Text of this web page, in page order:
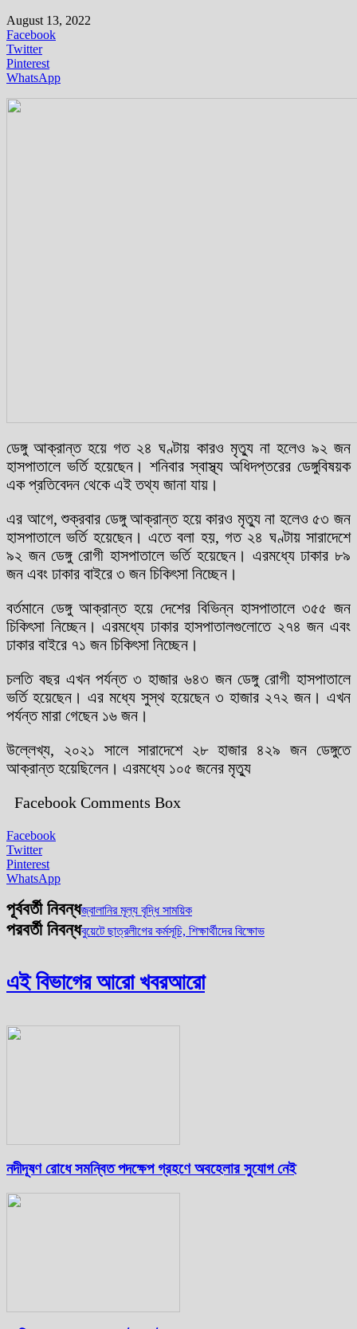
August 13, 2022
Facebook
Twitter
Pinterest
WhatsApp
ডেঙ্গু আক্রান্ত হয়ে গত ২৪ ঘণ্টায় কারও মৃত্যু না হলেও ৯২ জন
হাসপাতালে ভর্তি হয়েছেন। শনিবার স্বাস্থ্য অধিদপ্তরের ডেঙ্গুবিষয়ক
এক প্রতিবেদন থেকে এই তথ্য জানা যায়।
এর আগে, শুক্রবার ডেঙ্গু আক্রান্ত হয়ে কারও মৃত্যু না হলেও ৫৩ জন
হাসপাতালে ভর্তি হয়েছেন। এতে বলা হয়, গত ২৪ ঘণ্টায় সারাদেশে
৯২ জন ডেঙ্গু রোগী হাসপাতালে ভর্তি হয়েছেন। এরমধ্যে ঢাকার ৮৯
জন এবং ঢাকার বাইরে ৩ জন চিকিৎসা নিচ্ছেন।
বর্তমানে ডেঙ্গু আক্রান্ত হয়ে দেশের বিভিন্ন হাসপাতালে ৩৫৫ জন
চিকিৎসা নিচ্ছেন। এরমধ্যে ঢাকার হাসপাতালগুলোতে ২৭৪ জন এবং
ঢাকার বাইরে ৭১ জন চিকিৎসা নিচ্ছেন।
চলতি বছর এখন পর্যন্ত ৩ হাজার ৬৪৩ জন ডেঙ্গু রোগী হাসপাতালে
ভর্তি হয়েছেন। এর মধ্যে সুস্থ হয়েছেন ৩ হাজার ২৭২ জন। এখন
পর্যন্ত মারা গেছেন ১৬ জন।
উল্লেখ্য, ২০২১ সালে সারাদেশে ২৮ হাজার ৪২৯ জন ডেঙ্গুতে
আক্রান্ত হয়েছিলেন। এরমধ্যে ১০৫ জনের মৃত্যু
Facebook Comments Box
Facebook
Twitter
Pinterest
WhatsApp
পূর্ববর্তী নিবন্ধজ্বালানির মূল্য বৃদ্ধি সাময়িক
পরবর্তী নিবন্ধবুয়েটে ছাত্রলীগের কর্মসূচি, শিক্ষার্থীদের বিক্ষোভ
এই বিভাগের আরো খবরআরো
নদীদূষণ রোধে সমন্বিত পদক্ষেপ গ্রহণে অবহেলার সুযোগ নেই